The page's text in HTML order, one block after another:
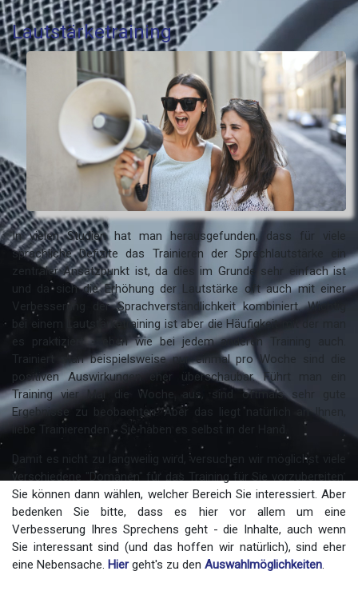
Sprechtherapie Kiel
Lautstärketraining
In vielen Studien hat man herausgefunden, dass für viele
sprachliche Defizite das Trainieren der Sprechlautstärke ein
zentraler Ansatzpunkt ist, da dies im Grunde sehr einfach ist
und da sich die Erhöhung der Lautstärke oft auch mit einer
Verbesserung der Sprachverständlichkeit kombiniert. Wichtig
bei einem Lautstärketraining ist aber die Häufigkeit mit der man
es praktiziert - eben wie bei jedem anderen Training auch.
Trainiert man beispielsweise nur einmal pro Woche sind die
positiven Auswirkungen eher überschaubar. Führt man ein
Training vier Mal die Woche aus, sind oftmals sehr gute
Ergebnisse zu beobachten. Aber das liegt natürlich an Ihnen,
liebe Trainierenden - Sie haben es selbst in der Hand.
Damit es nicht zu langweilig wird, versuchen wir möglichst viele
verschiedene "Domänen" für das Training für Sie vorzubereiten.
Sie können dann wählen, welcher Bereich Sie interessiert. Aber
bedenken Sie bitte, dass es hier vor allem um eine
Verbesserung Ihres Sprechens geht - die Inhalte, auch wenn
Sie interessant sind (und das hoffen wir natürlich), sind eher
eine Nebensache. Hiergeht's zu den Auswahlmöglichkeiten.